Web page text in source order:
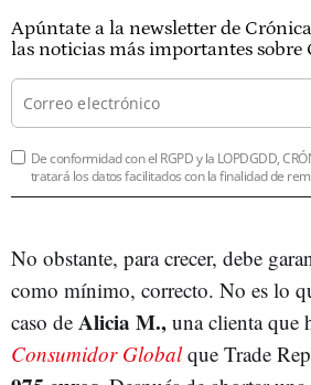
Apúntate a la newsletter de
las noticias más importantes sobre
De conformidad con el RGPD y la LOPDGDD,
tratará los datos facilitados con la finalidad de
No obstante, para crecer, debe
como mínimo, correcto. No es lo
caso de Alicia M., una clienta que
Consumidor Globalque Trade